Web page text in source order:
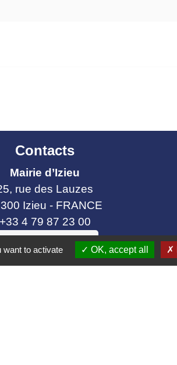
Contacts
Mairie d’Izieu
rue des Lauzes
Izieu - FRANCE
+33 4 79 87 23 00
Contact par formulaire
want to activate OK, accept all